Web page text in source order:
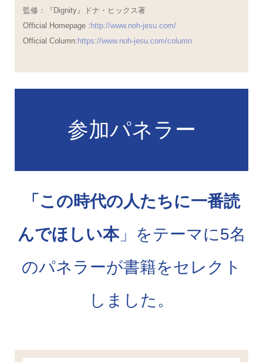
監修：『Dignity』ドナ・ヒックス著
Official Homepage :http://www.noh-jesu.com/
Official Column:https://www.noh-jesu.com/column
参加パネラー
「この時代の人たちに一番読
んでほしい本」をテーマに5名
のパネラーが書籍をセレクト
しました。